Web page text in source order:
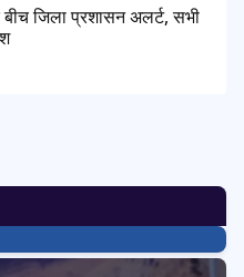
बीच जिला प्रशासन अलर्ट, सभी